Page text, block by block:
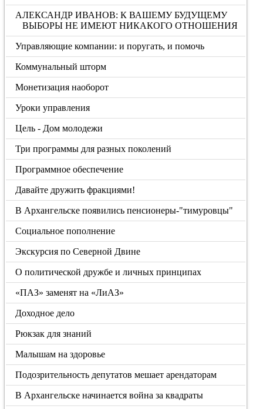
АЛЕКСАНДР ИВАНОВ: К ВАШЕМУ БУДУЩЕМУ
ВЫБОРЫ НЕ ИМЕЮТ НИКАКОГО ОТНОШЕНИЯ
Управляющие компании: и поругать, и помочь
Коммунальный шторм
Монетизация наоборот
Уроки управления
Цель - Дом молодежи
Три программы для разных поколений
Программное обеспечение
Давайте дружить фракциями!
В Архангельске появились пенсионеры-"тимуровцы"
Социальное пополнение
Экскурсия по Северной Двине
О политической дружбе и личных принципах
«ПАЗ» заменят на «ЛиАЗ»
Доходное дело
Рюкзак для знаний
Малышам на здоровье
Подозрительность депутатов мешает арендаторам
В Архангельске начинается война за квадраты